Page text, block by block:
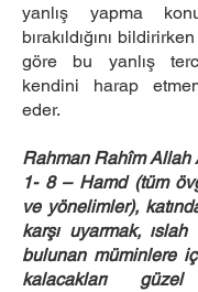
yanlış yapma
bırakıldığını
göre bu yanlış
kendini harap
eder.
Rahman Rahîm Allah
1- 8 – Hamd (tüm
ve yönelimler),
karşı uyarmak,
bulunan müminlere
kalacakları